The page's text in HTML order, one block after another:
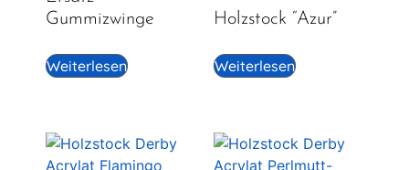
Gummizwinge
Weiterlesen
Holzstock “Azur”
Weiterlesen